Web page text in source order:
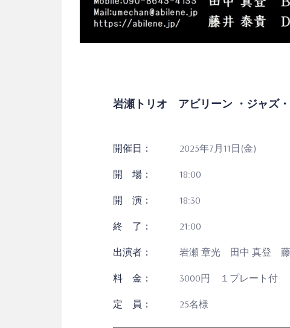
岩瀬トリオ アビリーン ・ジャズ
開催日： 2025年7月11日(金)
開 場： 18:00
開 演： 18:30
終 了： 21:00
出演者： 岩瀬 章光 田中 真登 藤
料 金： 3000円 １プレート付
定 員： 25名様